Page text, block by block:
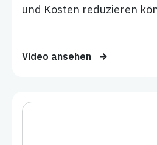
und Kosten reduzieren
Video ansehen